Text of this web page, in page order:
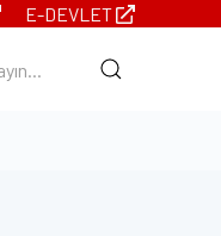
E-DEVLET